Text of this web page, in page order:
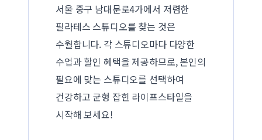
서울 중구 남대문로4가에서 저렴한
필라테스 스튜디오를 찾는 것은
수월합니다. 각 스튜디오마다 다양한
수업과 할인 혜택을 제공하므로, 본인의
필요에 맞는 스튜디오를 선택하여
건강하고 균형 잡힌 라이프스타일을
시작해 보세요!